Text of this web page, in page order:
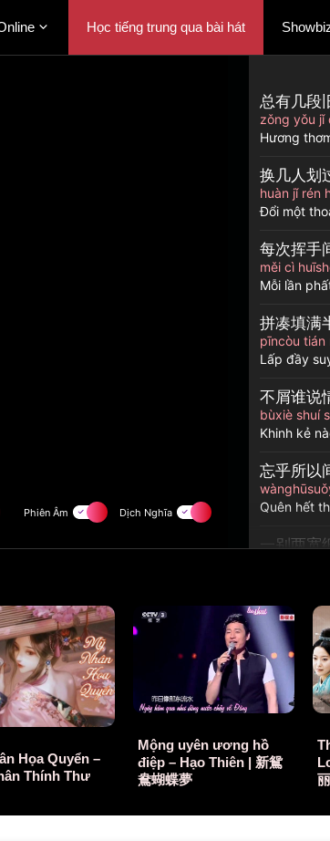
Học tiếng trung qua bài hát
总有几段
zǒng yǒu jǐ
Hương
换几人划
huàn jǐ rén
Đổi một
每次挥手
měi cì
Mỗi lần
拼凑填满
pīncòu tián
Lấp đầy
不屑谁说
bùxiè shuí
Khinh kẻ
忘乎所以
Quên hết
一别两宽
梦中你还
mèng
Trong
早知惊鸿
zǎo zhī
何必情深
hébì qíng
Họa Quyển –
Thính Thư
Mộng uyên ương hồ
điệp – Hạo Thiên | 新鴛
鴦蝴蝶夢